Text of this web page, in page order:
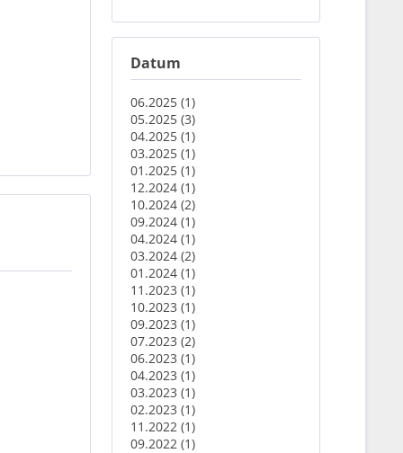
Datum
06.2025 (1)
05.2025 (3)
04.2025 (1)
03.2025 (1)
01.2025 (1)
12.2024 (1)
10.2024 (2)
09.2024 (1)
04.2024 (1)
03.2024 (2)
01.2024 (1)
11.2023 (1)
10.2023 (1)
09.2023 (1)
07.2023 (2)
06.2023 (1)
04.2023 (1)
03.2023 (1)
02.2023 (1)
11.2022 (1)
09.2022 (1)